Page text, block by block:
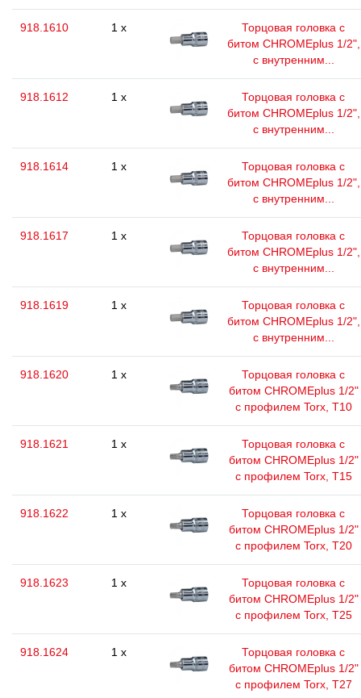
918.1610 1 x
Торцовая головка с
битом CHROMEplus 1/2",
с внутренним...
918.1612 1 x
Торцовая головка с
битом CHROMEplus 1/2",
с внутренним...
918.1614 1 x
Торцовая головка с
битом CHROMEplus 1/2",
с внутренним...
918.1617 1 x
Торцовая головка с
битом CHROMEplus 1/2",
с внутренним...
918.1619 1 x
Торцовая головка с
битом CHROMEplus 1/2",
с внутренним...
918.1620 1 x
Торцовая головка с
битом CHROMEplus 1/2"
с профилем Torx, T10
918.1621 1 x
Торцовая головка с
битом CHROMEplus 1/2"
с профилем Torx, T15
918.1622 1 x
Торцовая головка с
битом CHROMEplus 1/2"
с профилем Torx, T20
918.1623 1 x
Торцовая головка с
битом CHROMEplus 1/2"
с профилем Torx, T25
918.1624 1 x
Торцовая головка с
битом CHROMEplus 1/2"
с профилем Torx, T27